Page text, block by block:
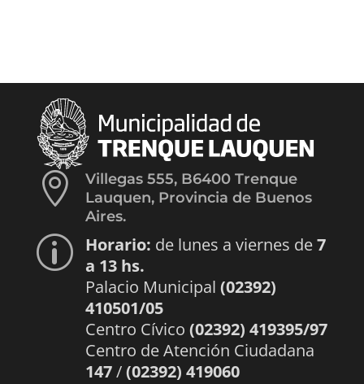

Villegas 555, B6400 Trenque
Lauquen, Provincia de Buenos
Aires.
p Horario: de lunes a viernes de7
a 13 hs.
Palacio Municipal (02392)
410501/05
Centro Cívico (02392) 419395/97
Centro de Atención Ciudadana
147/(02392) 419060